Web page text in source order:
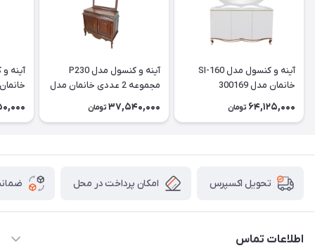
آینه و کنسول مدل SI-160
خانمان مدل 300169
64,125,000 تومان
آینه و کنسول مدل P230
مجموعه 2 عددی خانمان مدل
37,540,000 تومان
خانمان
تحویل اکسپرس امکان پرداخت در محل
اطلاعات تماس